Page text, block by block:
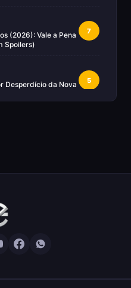
(2026): Vale a Pena
Spoilers)
7
Desperdício da Nova
5
A Aventura
Sem Spoilers